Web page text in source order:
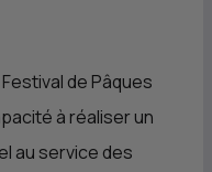
de Pâques
à réaliser un
au service des